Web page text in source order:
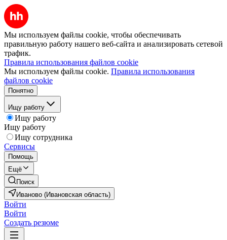
Мы используем файлы cookie, чтобы обеспечивать
правильную работу нашего веб-сайта и анализировать сетевой
трафик.
Правила использования файлов cookie
Мы используем файлы cookie. Правила использования
файлов cookie
Понятно
Ищу работу
Ищу работу
Ищу работу
Ищу сотрудника
Сервисы
Помощь
Ещё
Поиск
Иваново (Ивановская область)
Войти
Войти
Создать резюме